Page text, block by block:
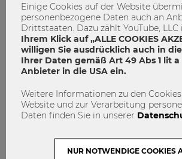
Finanzwirtschaft und Rechnungswesen
masterprogramm
Mastersday
Einige Cookies auf der Website
personenbezogene Daten auch an
Drittstaaten. Dazu zählt YouTube, LLC
Ihrem Klick auf „ALLE COOKIES
willigen Sie ausdrücklich auch in
Ihrer Daten gemäß Art 49 Abs 1 lit a
Anbieter in die USA ein.
Weitere Informationen zu den
Website und zur Verarbeitung
Daten finden Sie in unserer
NUR NOTWENDIGE COOKIES